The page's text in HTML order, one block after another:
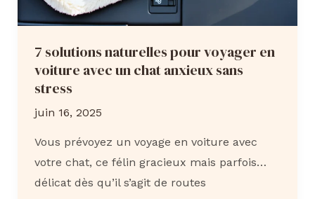
sans
7 solutions naturelles pour voyager en
voiture avec un chat anxieux sans
stress
juin 16, 2025
Vous prévoyez un voyage en voiture avec
votre chat, ce félin gracieux mais parfois…
délicat dès qu’il s’agit de routes